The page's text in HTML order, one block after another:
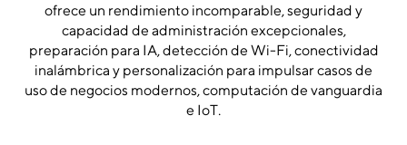
ofrece un rendimiento incomparable, seguridad y
capacidad de administración excepcionales,
preparación para IA, detección de Wi-Fi, conectividad
inalámbrica y personalización para impulsar casos de
uso de negocios modernos, computación de vanguardia
e IoT.